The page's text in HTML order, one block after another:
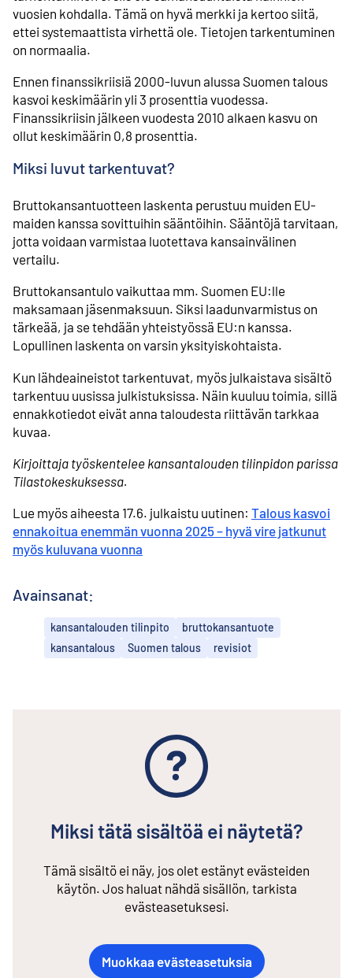
vuosien kohdalla. Tämä on hyvä merkki ja kertoo siitä,
ettei systemaattista virhettä ole. Tietojen tarkentuminen
on normaalia.
Ennen finanssikriisiä 2000-luvun alussa Suomen talous
kasvoi keskimäärin yli 3 prosenttia vuodessa.
Finanssikriisin jälkeen vuodesta 2010 alkaen kasvu on
ollut keskimäärin 0,8 prosenttia.
Miksi luvut tarkentuvat?
Bruttokansantuotteen laskenta perustuu muiden EU-
maiden kanssa sovittuihin sääntöihin. Sääntöjä tarvitaan,
jotta voidaan varmistaa luotettava kansainvälinen
vertailu.
Bruttokansantulo vaikuttaa mm. Suomen EU:lle
maksamaan jäsenmaksuun. Siksi laadunvarmistus on
tärkeää, ja se tehdään yhteistyössä EU:n kanssa.
Lopullinen laskenta on varsin yksityiskohtaista.
Kun lähdeaineistot tarkentuvat, myös julkaistava sisältö
tarkentuu uusissa julkistuksissa. Näin kuuluu toimia, sillä
ennakkotiedot eivät anna taloudesta riittävän tarkkaa
kuvaa.
Kirjoittaja työskentelee kansantalouden tilinpidon parissa
Tilastokeskuksessa.
Lue myös aiheesta 17.6. julkaistu uutinen: Talous kasvoi
ennakoitua enemmän vuonna 2025 – hyvä vire jatkunut
myös kuluvana vuonna
Avainsanat:
kansantalouden tilinpito
bruttokansantuote
kansantalous
Suomen talous revisiot
Miksi tätä sisältöä ei näytetä?
Tämä sisältö ei näy, jos olet estänyt evästeiden
käytön. Jos haluat nähdä sisällön, tarkista
evästeasetuksesi.
Muokkaa evästeasetuksia